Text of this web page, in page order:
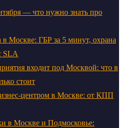
— что нужно знать про
в Москве: ГБР за 5 минут, охрана
SLA
входит под Москвой: что в
стоит
центром в Москве: от КПП
в Москве и Подмосковье: